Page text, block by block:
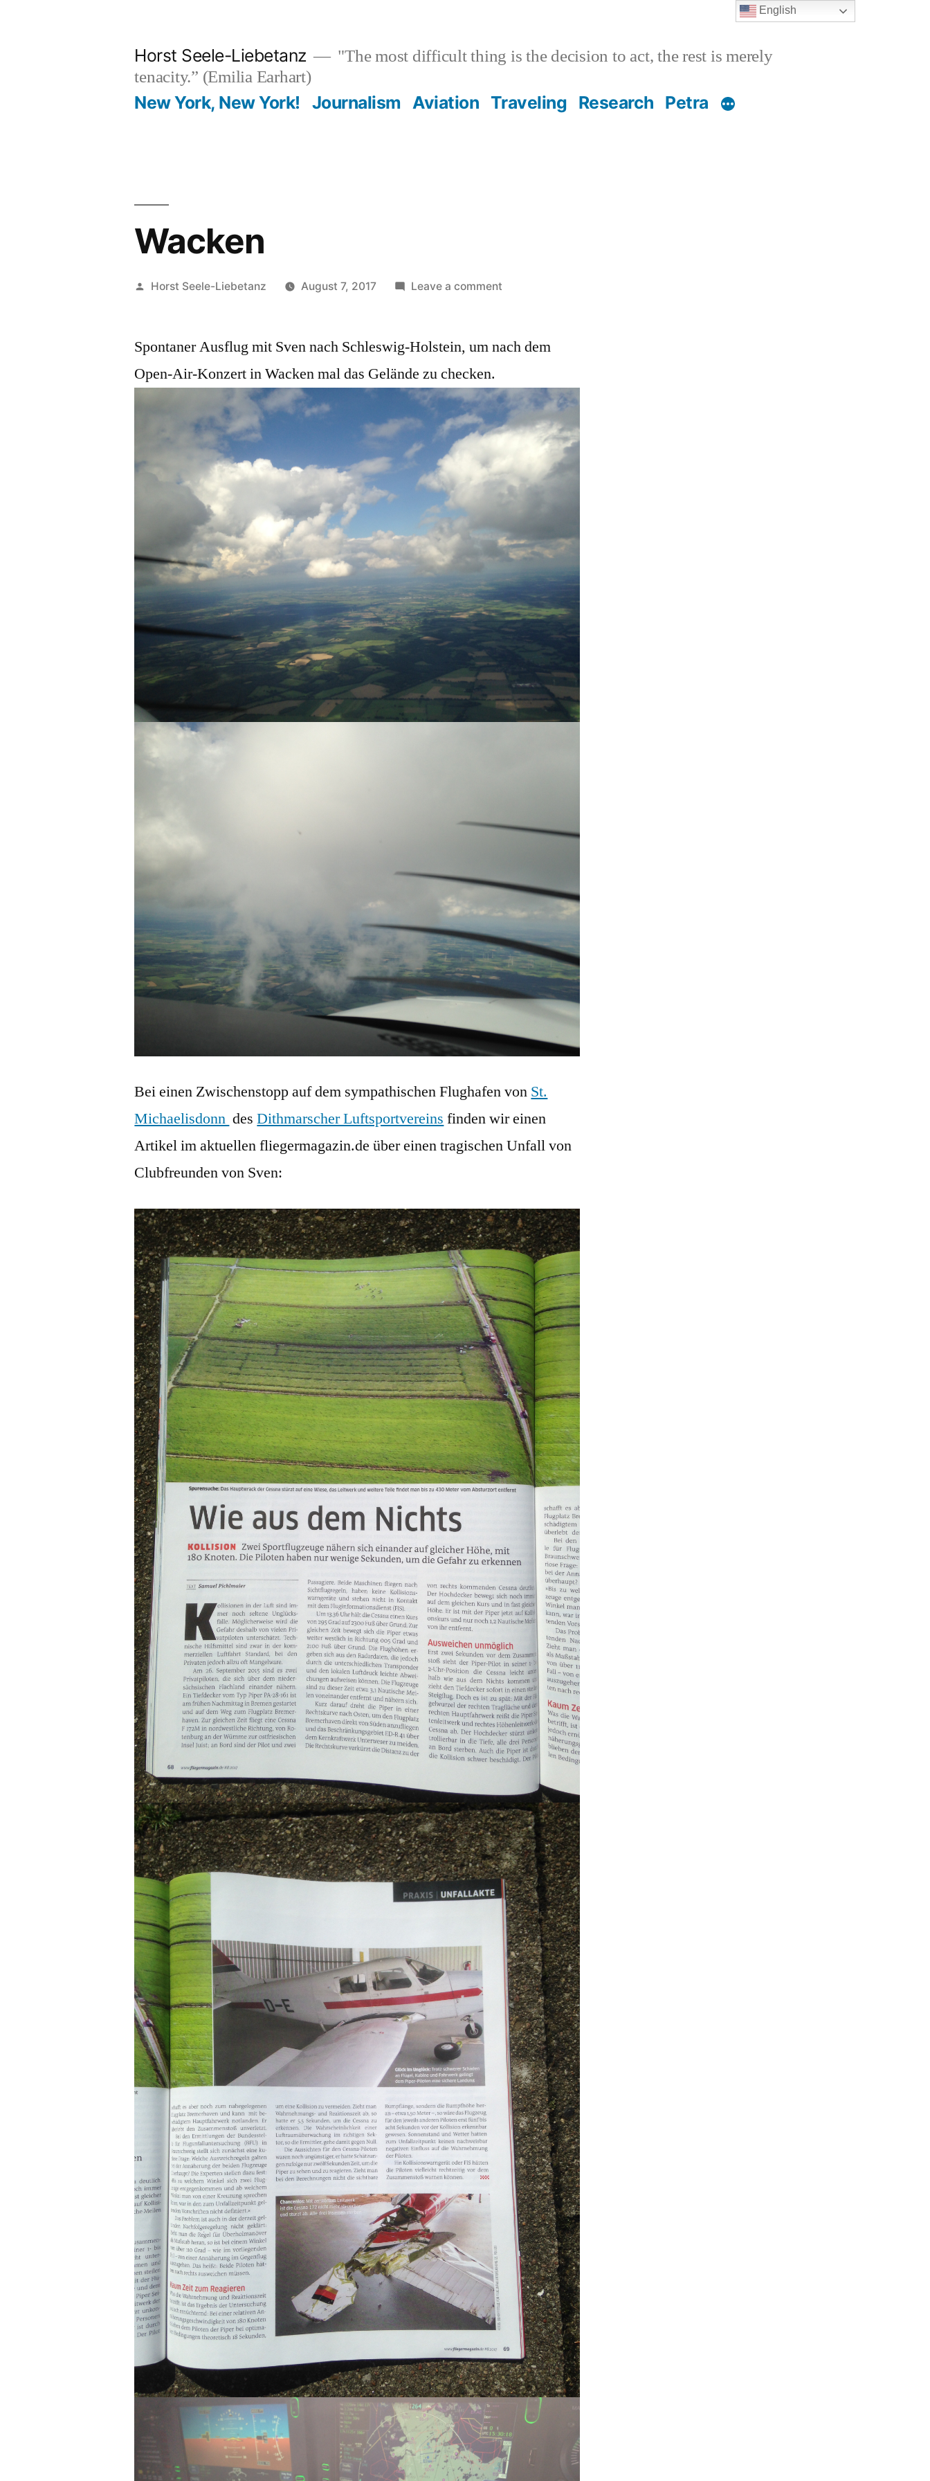
Horst Seele-Liebetanz
"The most difficult thing is the decision to act, the rest is merely
tenacity.” (Emilia Earhart)
New York, New York! Journalism Aviation Traveling Research Petra
Wacken
Posted
Horst Seele-Liebetanz August 7, 2017 Leave a commenton
Spontaner Ausflug mit Sven nach Schleswig-Holstein, um nach dem
Open-Air-Konzert in Wacken mal das Gelände zu checken.
Bei einen Zwischenstopp auf dem sympathischen Flughafen von St.
Michaelisdonn desDithmarscher Luftsportvereins finden wir einen
Artikel im aktuellen fliegermagazin.de über einen tragischen Unfall von
Clubfreunden von Sven:
English